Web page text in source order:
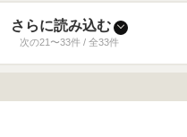
さらに読み込む
次の21〜33件 / 全33件